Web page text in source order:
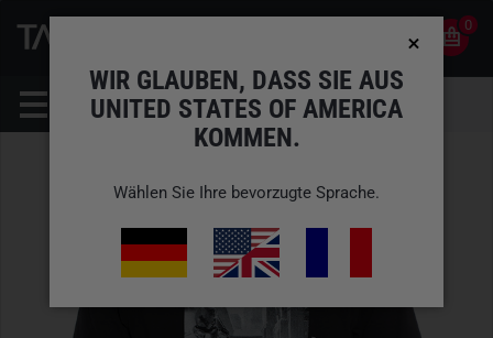
0
WIR GLAUBEN, DASS SIE AUS
UNITED STATES OF AMERICA
KOMMEN.
Wählen Sie Ihre bevorzugte Sprache.